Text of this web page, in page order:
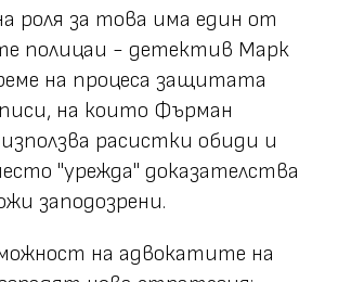
роля за това има един от
полицаи - детектив Марк
на процеса защитата
на които Фърман
расистки обиди и
"урежда" доказателства
заподозрени.
на адвокатите на